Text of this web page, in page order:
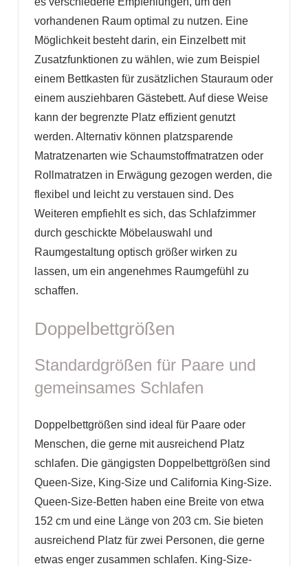
vorhandenen Raum optimal zu nutzen. Eine
Möglichkeit besteht darin, ein Einzelbett mit
Zusatzfunktionen zu wählen, wie zum Beispiel
einem Bettkasten für zusätzlichen Stauraum oder
einem ausziehbaren Gästebett. Auf diese Weise
kann der begrenzte Platz effizient genutzt
werden. Alternativ können platzsparende
Matratzenarten wie Schaumstoffmatratzen oder
Rollmatratzen in Erwägung gezogen werden, die
flexibel und leicht zu verstauen sind. Des
Weiteren empfiehlt es sich, das Schlafzimmer
durch geschickte Möbelauswahl und
Raumgestaltung optisch größer wirken zu
lassen, um ein angenehmes Raumgefühl zu
schaffen.
Doppelbettgrößen
Standardgrößen für Paare und
gemeinsames Schlafen
Doppelbettgrößen sind ideal für Paare oder
Menschen, die gerne mit ausreichend Platz
schlafen. Die gängigsten Doppelbettgrößen sind
Queen-Size, King-Size und California King-Size.
Queen-Size-Betten haben eine Breite von etwa
152 cm und eine Länge von 203 cm. Sie bieten
ausreichend Platz für zwei Personen, die gerne
etwas enger zusammen schlafen. King-Size-